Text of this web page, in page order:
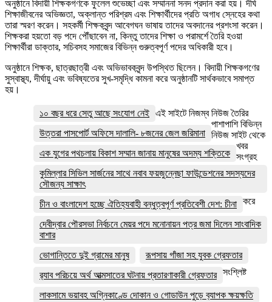
অনুষ্ঠানে বিদায়ী শিক্ষকগণকে ফুলেল শুভেচ্ছা এবং সম্মাননা সনদ প্রদান করা হয়। দীর্ঘ
শিক্ষাজীবনের অভিজ্ঞতা, অক্লান্ত পরিশ্রম এবং শিক্ষার্থীদের প্রতি অগাধ স্নেহের কথা
তারা স্মরণ করেন। সহকর্মী শিক্ষকবৃন্দ আবেগঘন ভাষায় তাদের অবদানের প্রশংসা করেন।
শিক্ষকরা হয়তো বড় পদে পৌঁছাবেন না, কিন্তু তাদের শিক্ষা ও পরামর্শে তৈরি হওয়া
শিক্ষার্থীরা ডাক্তার, সচিবসহ সমাজের বিভিন্ন গুরুত্বপূর্ণ পদের অধিকারী হবে।
অনুষ্ঠানে শিক্ষক, ছাত্রছাত্রী এবং অভিভাবকবৃন্দ উপস্থিত ছিলেন। বিদায়ী শিক্ষকগণের
সুস্বাস্থ্য, দীর্ঘায়ু এবং ভবিষ্যতের সুখ-সমৃদ্ধি কামনা করে অনুষ্ঠানটি সার্থকভাবে সমাপ্ত
হয়।
১০ বছর ধরে সেতু আছে সংযোগ নেই
উত্তরা পাসপোর্ট অফিসে দালালি- ৮জনের জেল জরিমানা
এক যুগের পথচলায় বিকাশ সম্মান জানায় মানুষের অদম্য শক্তিকে
কুমিল্লার সিভিল সার্জনের সাথে নবাব ফয়জুন্নেছা ফাউন্ডেশনের সদস্যদের
সৌজন্য সাক্ষাৎ
চীন ও বাংলাদেশ হচ্ছে ঐতিহ্যবাহী বন্ধুত্বপূর্ণ প্রতিবেশী দেশ: চীনা
দেবীদ্বার পৌরসভা নির্বচনে মেয়র পদে মনোনায়ন পত্র জমা দিলেন সাংবাদিক
বাশার
ভোগান্তিতে দুই গ্রামের মানুষ
রূপসায় গাঁজা সহ যুবক গ্রেফতার
র‌্যাব পরিচয়ে অর্থ আত্মসাতের ঘটনায় প্রতারণাকারী গ্রেফতার
লাকসামে ভয়াবহ অগ্নিকাণ্ডে দোকান ও গোডাউন পুড়ে ব‍্যাপক ক্ষয়ক্ষতি
এই সাইটে নিজম্ব নিউজ তৈরির
পাশাপাশি বিভিন্ন
নিউজ সাইট থেকে
খবর
সংগ্রহ
করে
সংশ্লিষ্ট